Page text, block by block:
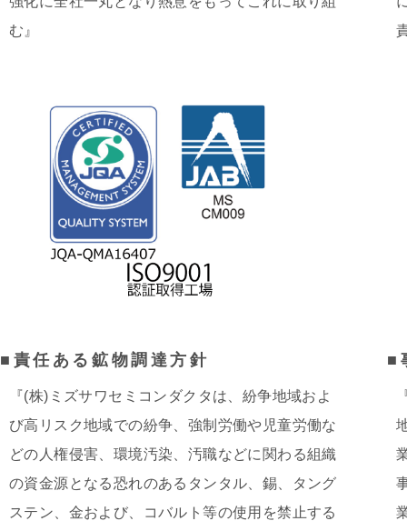
む』
■責任ある鉱物調達方針
『(株)ミズサワセミコンダクタは、紛争地域およ
び高リスク地域での紛争、強制労働や児童労働な
どの人権侵害、環境汚染、汚職などに関わる組織
の資金源となる恐れのあるタンタル、錫、タング
ステン、金および、コバルト等の使用を禁止する
■